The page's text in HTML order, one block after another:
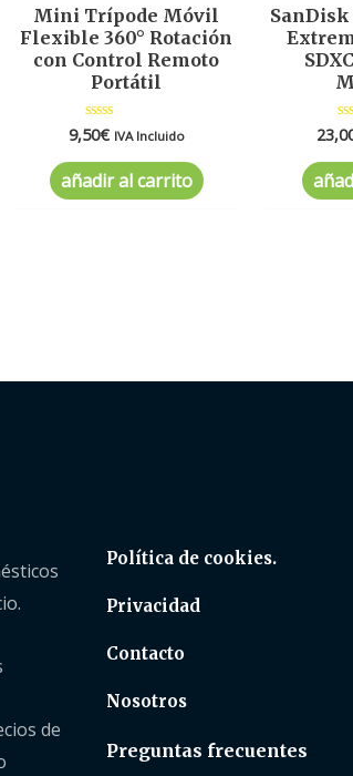
Mini Trípode Móvil
Flexible 360° Rotación
con Control Remoto
Portátil
Valorado
en
0
de
5
9,50€ IVA Incluido
añadir al carrito
SanDisk
en
0
de
5
de
Política de cookies.
Privacidad
Contacto
Nosotros
Preguntas frecuentes